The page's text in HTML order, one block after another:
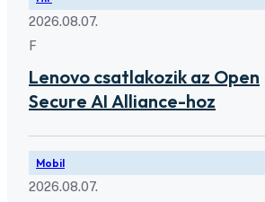
2026.08.07.
F
Lenovo csatlakozik az Open
Secure AI Alliance-hoz
Mobil
2026.08.07.